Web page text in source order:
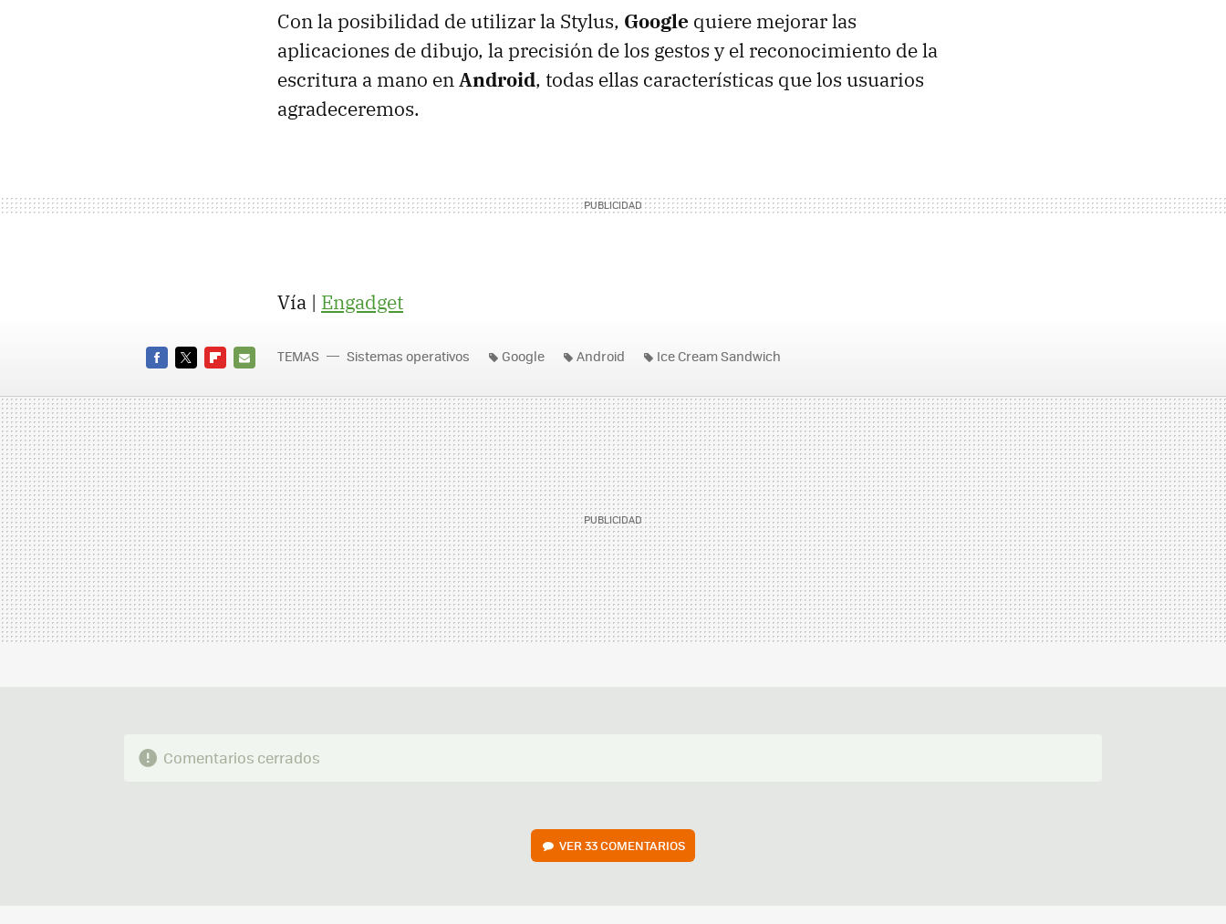
Con la posibilidad de utilizar la Stylus, Google quiere mejorar las
aplicaciones de dibujo, la precisión de los gestos y el reconocimiento de la
escritura a mano enAndroid, todas ellas características que los usuarios
agradeceremos.
Vía | Engadget
MAIL
TEMAS Sistemas operativos Google Android Ice Cream Sandwich
Comentarios cerrados
VER33 COMENTARIOS